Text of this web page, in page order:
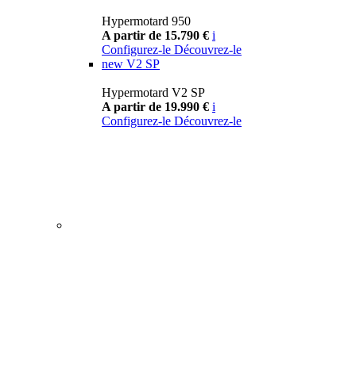
Hypermotard 950
A partir de 15.790 € i
Configurez-le Découvrez-le
new V2 SP
Hypermotard V2 SP
A partir de 19.990 € i
Configurez-le Découvrez-le